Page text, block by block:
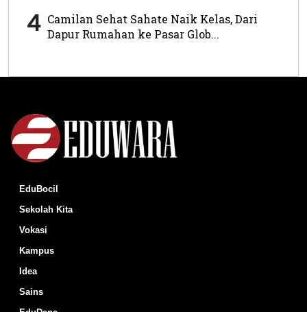
4 Camilan Sehat Sahate Naik Kelas, Dari
Dapur Rumahan ke Pasar Glob...
EduBocil
Sekolah Kita
Vokasi
Kampus
Idea
Sains